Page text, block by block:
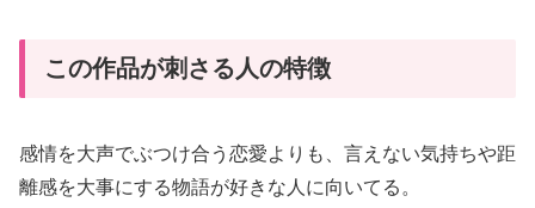
この作品が刺さる人の特徴
感情を大声でぶつけ合う恋愛よりも、言えない気持ちや距
離感を大事にする物語が好きな人に向いてる。